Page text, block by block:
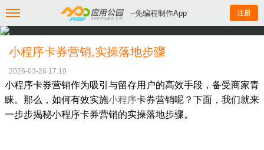
--免编程制作App 注册
小程序卡券营销,实操落地步骤
2026-03-26 17:10
小程序卡券营销作为吸引与留存用户的高效手段，备受商家青
睐。那么，如何有效实施小程序卡券营销呢？下面，我们就来
一步步揭秘小程序卡券营销的实操落地步骤。